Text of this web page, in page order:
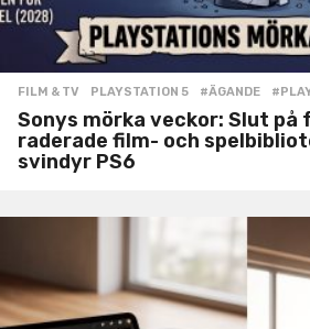
FILM & TV ,PLAYSTATION 5 #ÄGANDE ,
Sonys mörka veckor: Slut på
raderade film- och
svindyr PS6